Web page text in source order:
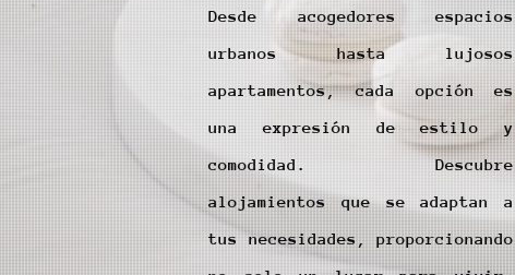
Desde acogedores espacios
urbanos hasta lujosos
apartamentos, cada opción es
una expresión de estilo y
comodidad. Descubre
alojamientos que se adaptan a
tus necesidades, proporcionando